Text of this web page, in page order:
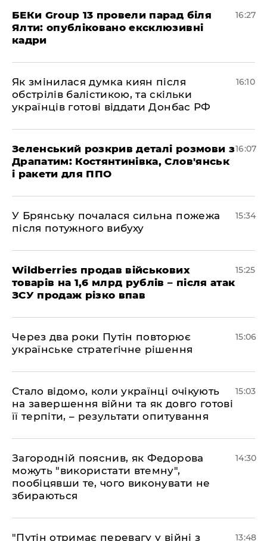
БЕКи Group 13 провели парад біля
Ялти: опубліковано ексклюзивні
кадри
16:27
Як змінилася думка киян після
обстрілів балістикою, та скільки
українців готові віддати Донбас РФ
16:10
Зеленський розкрив деталі розмови з
Драпатим: Костянтинівка, Слов'янськ
і ракети для ППО
16:07
У Брянську почалася сильна пожежа
після потужного вибуху
15:34
Wildberries продав військових
товарів на 1,6 млрд рублів – після атак
ЗСУ продаж різко впав
15:25
Через два роки Путін повторює
українське стратегічне рішення
15:06
Стало відомо, коли українці очікують
на завершення війни та як довго готові
її терпіти, – результати опитування
15:03
Загородній пояснив, як Федорова
можуть "використати втемну",
пообіцявши те, чого виконувати не
збираються
14:30
"Путін отримає перевагу у війні з
13:48